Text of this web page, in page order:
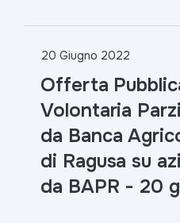
20 Giugno 2022
Offerta
Volontaria
da Banca
di Ragusa su
da BAPR - 20